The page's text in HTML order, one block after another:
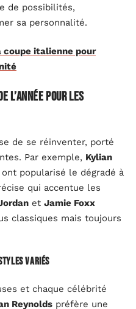
de possibilités,
sa personnalité.
coupe italienne pour
l’année pour les
de se réinventer, porté
Par exemple, Kylian
popularisé le dégradé à
qui accentue les
et Jamie Foxx
classiques mais toujours
variés
et chaque célébrité
Reynolds préfère une